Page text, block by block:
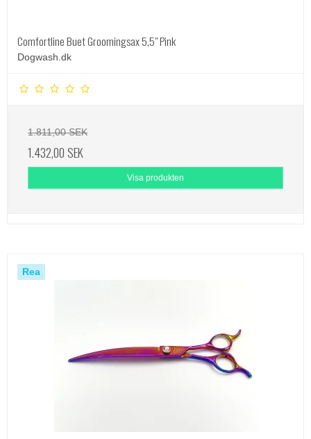
Comfortline Buet Groomingsax 5,5" Pink
Dogwash.dk
1.811,00 SEK
1.432,00 SEK
Visa produkten
Rea